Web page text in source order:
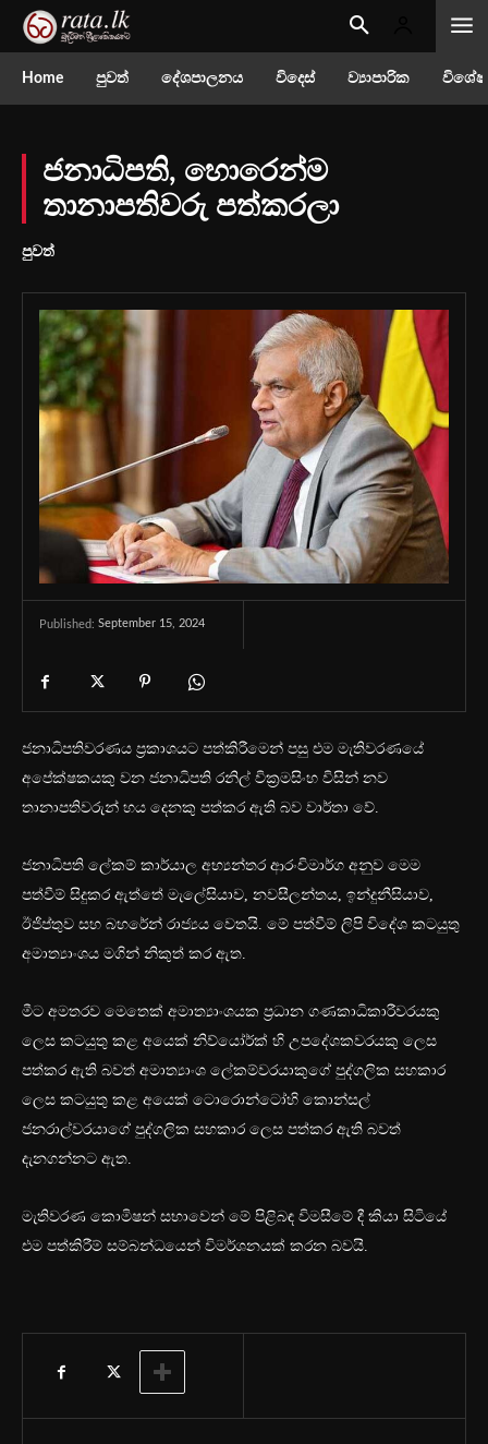
Home පුවත් දේශපාලනය විදෙස් ව්‍යාපාරික
ජනාධිපති, හොරෙන්ම
තානාපතිවරු පත්කරලා
පුවත්
Published: September 15, 2024
ජනාධිපතිවරණය ප්‍රකාශයට පත්කිරීමෙන් පසු එම මැතිවරණයේ
අපේක්ෂකයකු වන ජනාධිපති රනිල් වික්‍රමසිංහ විසින් නව
තානාපතිවරුන් හය දෙනකු පත්කර ඇති බව වාර්තා වේ.
ජනාධිපති ලේකම් කාර්යාල අභ්‍යන්තර ආරංචිමාර්ග අනුව මෙම
පත්වීම් සිදුකර ඇත්තේ මැලේසියාව, නවසීලන්තය, ඉන්දුනීසියාව,
ඊජිප්තුව සහ බහරේන් රාජ්‍යය වෙතයි. මේ පත්වීම් ලිපි විදේශ කටයුතු
අමාත්‍යාංශය මගින් නිකුත් කර ඇත.
මීට අමතරව මෙතෙක් අමාත්‍යාංශයක ප්‍රධාන ගණකාධිකාරීවරයකු
ලෙස කටයුතු කළ අයෙක් නිව්යෝර්ක් හි උපදේශකවරයකු ලෙස
පත්කර ඇති බවත් අමාත්‍යාංශ ලේකම්වරයාකුගේ පුද්ගලික සහකාර
ලෙස කටයුතු කළ අයෙක් ටොරොන්ටෝහි කොන්සල්
ජනරාල්වරයාගේ පුද්ගලික සහකාර ලෙස පත්කර ඇති බවත්
දැනගන්නට ඇත.
මැතිවරණ කොමිෂන් සභාවෙන් මේ පිළිබඳ විමසීමේ දී කියා සිටියේ
එම පත්කිරීම් සම්බන්ධයෙන් විමර්ශනයක් කරන බවයි.